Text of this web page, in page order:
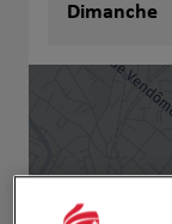
Dimanche